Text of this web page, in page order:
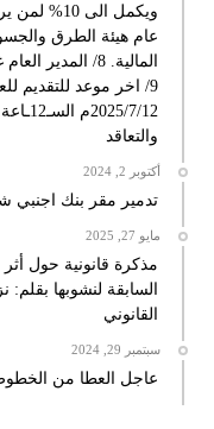
ويكمل الى
المالية. 8/
9/ اخر موعد للتقديم
2025/
والتعاقد
أكتوبر 2, 2024
تدمير مقر بنك اجنبي
مايو 27, 2025
مذكرة قانونية حول
السابقة لنشوبها
القانوني
سبتمبر 29, 2024
عاجل العطا من